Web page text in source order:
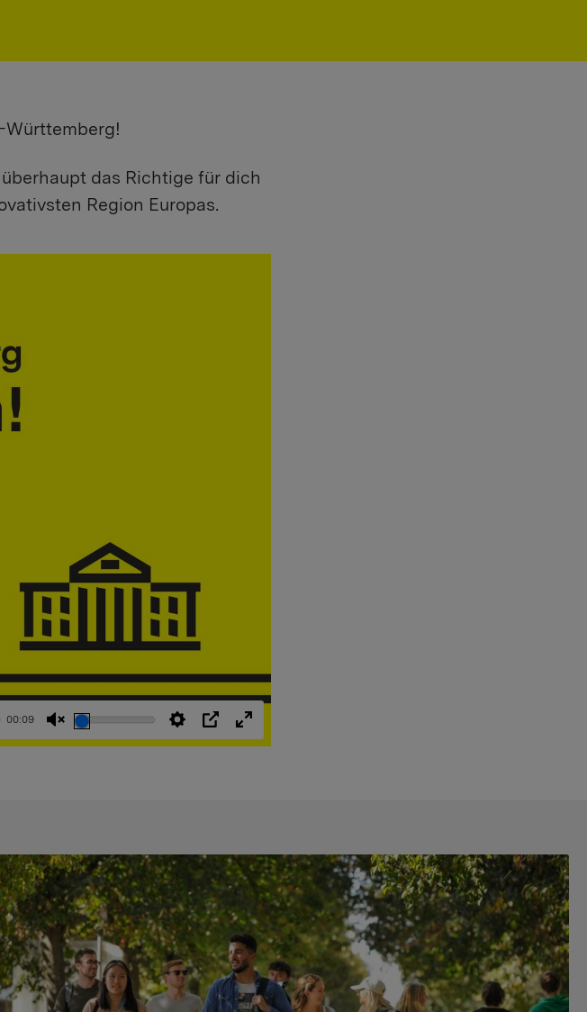
Württemberg!
das Richtige für dich
Region Europas.
00:09
StummschaltungEinstellungen
PIP Vollbild